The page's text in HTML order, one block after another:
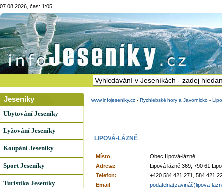
07.08.2026, čas: 1:05
Jeseníky
Ubytování Jeseníky
Lyžování Jeseníky
Koupání Jeseníky
Sport Jeseníky
Turistika Jeseníky
www.infojeseniky.cz - Rychlebské hory a Javornicko -
LIPOVÁ-LÁZNĚ
Místo:
Obec Lipová-lázně
Adresa:
Lipová-lázně 369, 790 61
Telefon:
+420 584 421 271, 584 421
Email:
podatelna(zavináč)lipova-